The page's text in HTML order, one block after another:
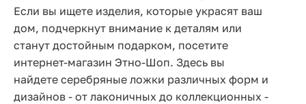
Если вы ищете изделия, которые украсят ваш
дом, подчеркнут внимание к деталям или
станут достойным подарком, посетите
интернет-магазин Этно-Шоп. Здесь вы
найдете серебряные ложки различных форм и
дизайнов - от лаконичных до коллекционных -